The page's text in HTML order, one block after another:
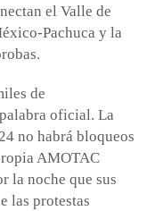
el Valle de
Pachuca y la
de
oficial. La
no habrá bloqueos
AMOTAC
la noche que sus
las protestas